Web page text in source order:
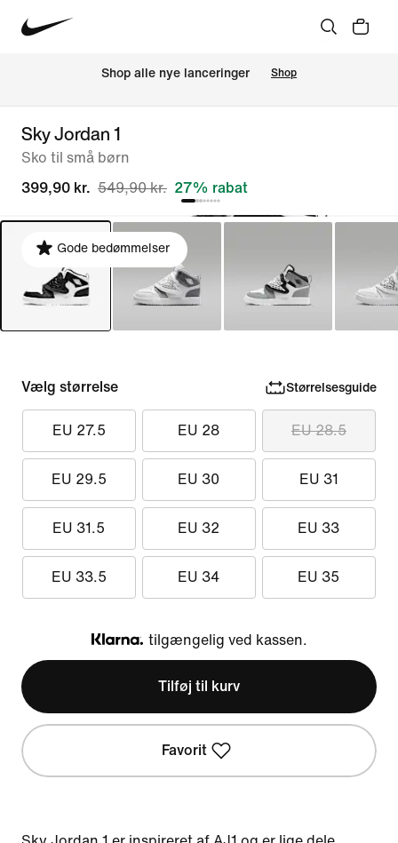
Shop alle nye lanceringer Shop
Sky Jordan 1
Sko til små børn
399,90 kr. 549,90 kr. 27% rabat
Gode bedømmelser
Vælg størrelse Størrelsesguide
EU 27.5 EU 28 EU 28.5
EU 29.5 EU 30 EU 31
EU 31.5 EU 32 EU 33
EU 33.5 EU 34 EU 35
Klarna
tilgængelig ved kassen.
Tilføj til kurv
Favorit